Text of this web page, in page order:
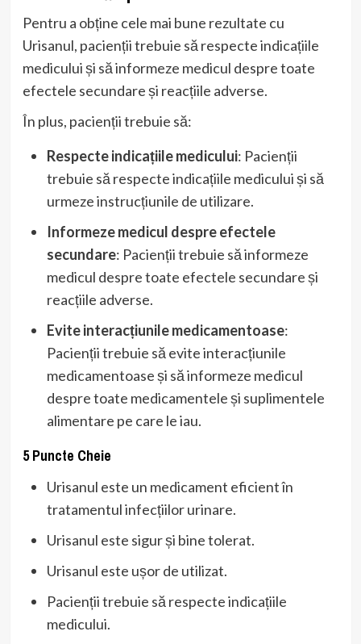
Pentru a obține cele mai bune rezultate cu
Urisanul, pacienții trebuie să respecte indicațiile
medicului și să informeze medicul despre toate
efectele secundare și reacțiile adverse.
În plus, pacienții trebuie să:
Respecte indicațiile medicului: Pacienții
trebuie să respecte indicațiile medicului și să
urmeze instrucțiunile de utilizare.
Informeze medicul despre efectele
secundare: Pacienții trebuie să informeze
medicul despre toate efectele secundare și
reacțiile adverse.
Evite interacțiunile medicamentoase:
Pacienții trebuie să evite interacțiunile
medicamentoase și să informeze medicul
despre toate medicamentele și suplimentele
alimentare pe care le iau.
5 Puncte Cheie
Urisanul este un medicament eficient în
tratamentul infecțiilor urinare.
Urisanul este sigur și bine tolerat.
Urisanul este ușor de utilizat.
Pacienții trebuie să respecte indicațiile
medicului.